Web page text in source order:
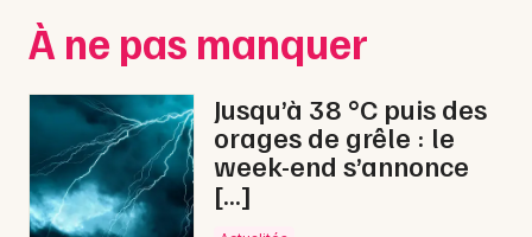
Concerts
Sports
Soirées
Sorties famille
Nice
Paris
Strasbourg
Toulouse
À ne pas manquer
Jusqu’à 38 °C puis des
orages de grêle : le
week-end s’annonce
[…]